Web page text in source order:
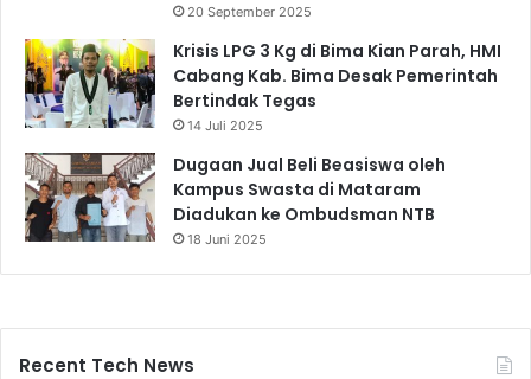
20 September 2025
Krisis LPG 3 Kg di Bima Kian Parah, HMI
Cabang Kab. Bima Desak Pemerintah
Bertindak Tegas
14 Juli 2025
Dugaan Jual Beli Beasiswa oleh
Kampus Swasta di Mataram
Diadukan ke Ombudsman NTB
18 Juni 2025
Recent Tech News